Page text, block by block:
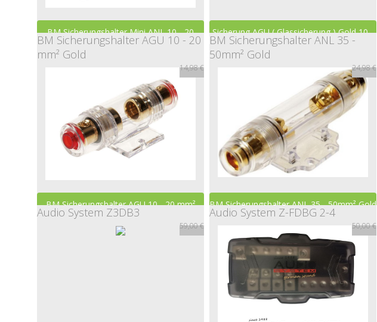
BM Sicherungshalter Mini ANL 10 - 20
19,98 €
Sicherung AGU ( Glassicherung ) Gold 10 -
80 Ampere
BM Sicherungshalter AGU 10 - 20
mm² Gold
14,98 €
BM Sicherungshalter AGU 10 - 20 mm²
Gold
BM Sicherungshalter ANL 35 -
50mm² Gold
24,98 €
BM Sicherungshalter ANL 35 - 50mm² Gold
24,98 €
Audio System Z3DB3
59,00 €
Audio System Z-FDBG 2-4
50,00 €